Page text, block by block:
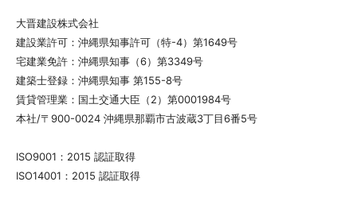
大晋建設株式会社
建設業許可：沖縄県知事許可（特-4）第1649号
宅建業免許：沖縄県知事（6）第3349号
建築士登録：沖縄県知事 第155-8号
賃貸管理業：国土交通大臣（2）第0001984号
本社/〒900-0024 沖縄県那覇市古波蔵3丁目6番5号
ISO9001：2015 認証取得
ISO14001：2015 認証取得